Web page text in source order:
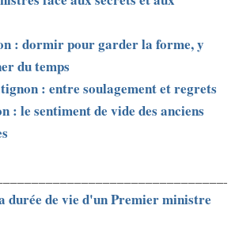
: dormir pour garder la forme, y
du temps
: entre soulagement et regrets
: le sentiment de vide des anciens
durée de vie d'un Premier ministre